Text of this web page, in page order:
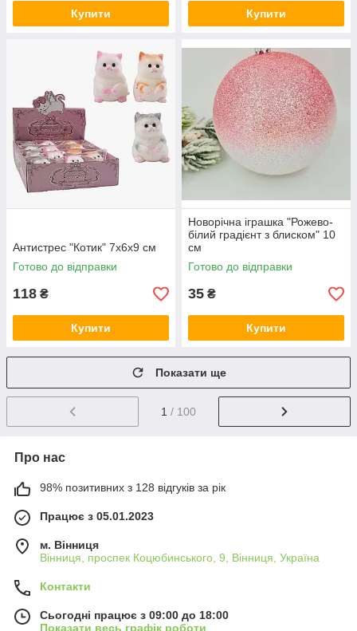
Купити Купити
Антистрес "Котик" 7х6х9 см
Готово до відправки
118 ₴
Купити
Новорічна іграшка "Рожево-
білий градієнт з блиском" 10
см
Готово до відправки
35 ₴
Купити
Показати ще
1 / 100
Про нас
98% позитивних з 128 відгуків за рік
Працює з 05.01.2023
м. Вінниця
Вінниця, проспек Коцюбинського, 9, Вінниця, Україна
Контакти
Сьогодні працює з 09:00 до 18:00
Показати весь графік роботи